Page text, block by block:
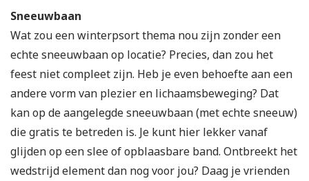
Sneeuwbaan
Wat zou een winterpsort thema nou zijn zonder een
echte sneeuwbaan op locatie? Precies, dan zou het
feest niet compleet zijn. Heb je even behoefte aan een
andere vorm van plezier en lichaamsbeweging? Dat
kan op de aangelegde sneeuwbaan (met echte sneeuw)
die gratis te betreden is. Je kunt hier lekker vanaf
glijden op een slee of opblaasbare band. Ontbreekt het
wedstrijd element dan nog voor jou? Daag je vrienden